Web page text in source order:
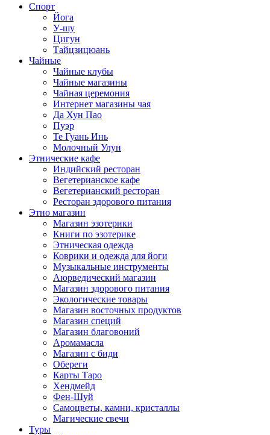
Спорт
Йога
У-шу
Цигун
Тайцзицюань
Чайные
Чайные клубы
Чайные магазины
Чайная церемония
Интернет магазины чая
Да Хун Пао
Пуэр
Те Гуань Инь
Молочный Улун
Этнические кафе
Индийский ресторан
Вегетерианское кафе
Вегетерианский ресторан
Ресторан здорового питания
Этно магазин
Магазин эзотерики
Книги по эзотерике
Этническая одежда
Коврики и одежда для йоги
Музыкальные инструменты
Аюрведический магазин
Магазин здорового питания
Экологические товары
Магазин восточных продуктов
Магазин специй
Магазин благовоний
Аромамасла
Магазин с биди
Обереги
Карты Таро
Хендмейд
Фен-Шуй
Самоцветы, камни, кристаллы
Магические свечи
Туры